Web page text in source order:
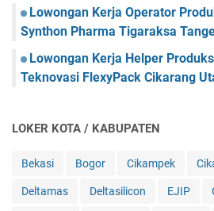
Lowongan Kerja Operator
Synthon Pharma Tigaraksa
Lowongan Kerja Helper
Teknovasi FlexyPack Cikarang
LOKER KOTA / KABUPATEN
Bekasi Bogor Cikampek
Deltamas Deltasilicon EJIP